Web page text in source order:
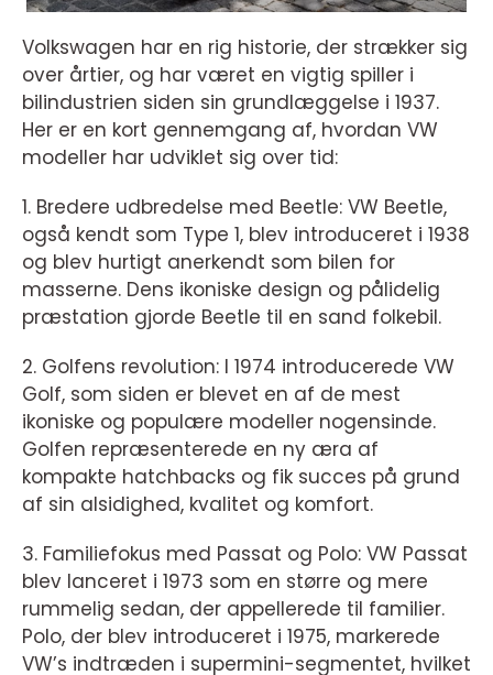
Volkswagen har en rig historie, der strækker sig
over årtier, og har været en vigtig spiller i
bilindustrien siden sin grundlæggelse i 1937.
Her er en kort gennemgang af, hvordan VW
modeller har udviklet sig over tid:
1. Bredere udbredelse med Beetle: VW Beetle,
også kendt som Type 1, blev introduceret i 1938
og blev hurtigt anerkendt som bilen for
masserne. Dens ikoniske design og pålidelig
præstation gjorde Beetle til en sand folkebil.
2. Golfens revolution: I 1974 introducerede VW
Golf, som siden er blevet en af de mest
ikoniske og populære modeller nogensinde.
Golfen repræsenterede en ny æra af
kompakte hatchbacks og fik succes på grund
af sin alsidighed, kvalitet og komfort.
3. Familiefokus med Passat og Polo: VW Passat
blev lanceret i 1973 som en større og mere
rummelig sedan, der appellerede til familier.
Polo, der blev introduceret i 1975, markerede
VW’s indtræden i supermini-segmentet, hvilket